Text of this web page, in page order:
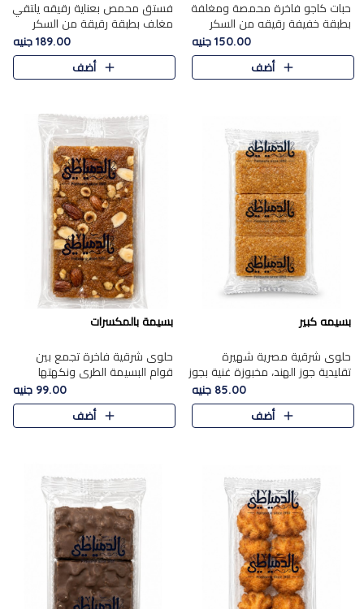
حبات كاجو فاخرة محمصة ومغلفة
بطبقة خفيفة رقيقه من السكر
المكرمل، تجمع بين توازن النعومة
زبدية غنية فاخرة والقرمشة
المرضية في حلوى شرقية بطاب..
150.00 جنيه
أضف
فستق محمص بعناية رقيقه يلتقي
مغلف بطبقة رقيقة من السكر
المكرمل، ليقدم مذاقًا فاخرًا حلوي
شرقية فاخرة ونكهة غنية ناتي تميز
كل قطعة و قوام هش
189.00 جنيه
أضف
بسيمه كبير
حلوى شرقية مصرية شهيرة
تقليدية جوز الهند، مخبوزة غنية بجوز
الهند، بلمسه ذهبية وتتميز بقوامها
المرمل وطعمها اللذيذ الذي يشبه
البسبوسة. تُخبز..
85.00 جنيه
أضف
بسيمة بالمكسرات
حلوى شرقية فاخرة تجمع بين
قوام البسيمة الطري ونكهتها
الغنية، مزينة بتشكيلة مختارة من
اللوز والبندق والمكسرات الفاخرة.
مزيج متوازن من القوام ..
99.00 جنيه
أضف